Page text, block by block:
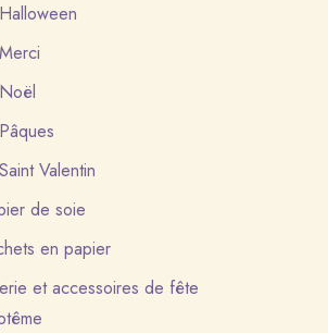
Halloween
Merci
Noël
Pâques
Saint Valentin
de soie
en papier
et accessoires de fête